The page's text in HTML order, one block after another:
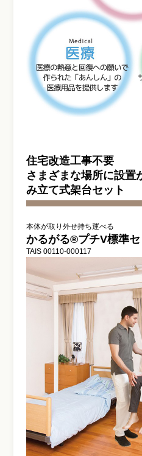
住宅改造工事不要
さまざまな場所に設置
み立て式架台セット
本体が取り外せ持ち運べる
かるがる®プチV標準セ
TAIS 00110-000117